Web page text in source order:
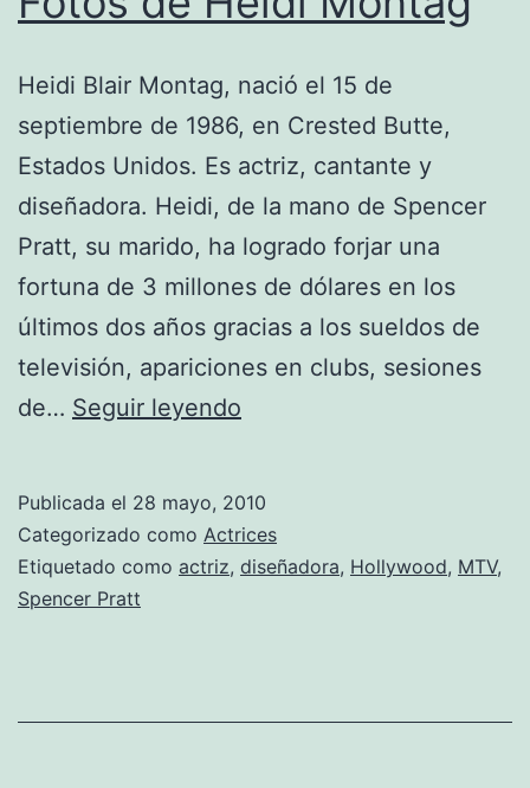
Heidi Blair Montag, nació el 15 de
septiembre de 1986, en Crested Butte,
Estados Unidos. Es actriz, cantante y
diseñadora. Heidi, de la mano de Spencer
Pratt, su marido, ha logrado forjar una
fortuna de 3 millones de dólares en los
últimos dos años gracias a los sueldos de
televisión, apariciones en clubs, sesiones
de… Seguir leyendo
Montag
Publicada el 28 mayo, 2010
Categorizado como Actrices
Etiquetado como actriz, diseñadora, Hollywood, MTV,
Spencer Pratt